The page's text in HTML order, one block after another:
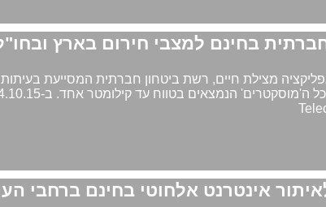
מצילת חיים, רשת ביטחון חברתית המסייעת